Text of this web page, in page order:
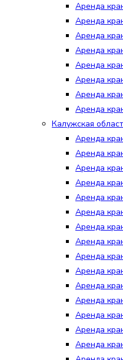
Аренда
Аренда
Аренда
Аренда
Аренда
Аренда
Аренда
Аренда
Калужская
Аренда
Аренда
Аренда
Аренда
Аренда
Аренда
Аренда
Аренда
Аренда
Аренда
Аренда
Аренда
Аренда
Аренда
Аренда